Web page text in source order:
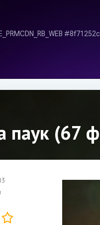
паук (67